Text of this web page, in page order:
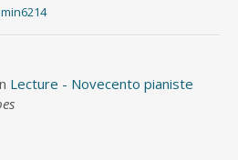
Lecture - Novecento pianiste